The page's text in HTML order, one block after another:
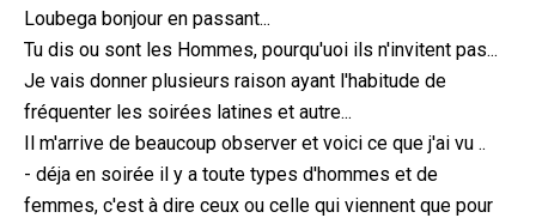
Loubega bonjour en passant...
Tu dis ou sont les Hommes, pourqu'uoi ils n'invitent pas...
Je vais donner plusieurs raison ayant l'habitude de
fréquenter les soirées latines et autre...
Il m'arrive de beaucoup observer et voici ce que j'ai vu ..
- déja en soirée il y a toute types d'hommes et de
femmes, c'est à dire ceux ou celle qui viennent que pour